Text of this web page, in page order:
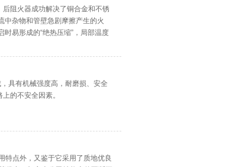
阻火器成功解决了铜合金和不锈
中杂物和管壁急剧摩擦产生的火
易形成的“绝热压缩”，局部温度
具有机械强度高，耐磨损、安全
的不安全因素。
特点外，又鉴于它采用了质地优良